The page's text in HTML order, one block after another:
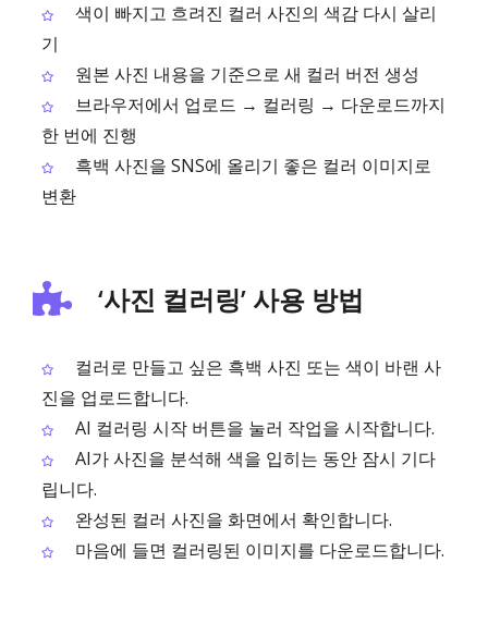
색이 빠지고 흐려진 컬러 사진의 색감 다시 살리
기
원본 사진 내용을 기준으로 새 컬러 버전 생성
브라우저에서 업로드 → 컬러링 → 다운로드까지
한 번에 진행
흑백 사진을 SNS에 올리기 좋은 컬러 이미지로
변환
‘사진 컬러링’ 사용 방법
컬러로 만들고 싶은 흑백 사진 또는 색이 바랜 사
진을 업로드합니다.
AI 컬러링 시작 버튼을 눌러 작업을 시작합니다.
AI가 사진을 분석해 색을 입히는 동안 잠시 기다
립니다.
완성된 컬러 사진을 화면에서 확인합니다.
마음에 들면 컬러링된 이미지를 다운로드합니다.